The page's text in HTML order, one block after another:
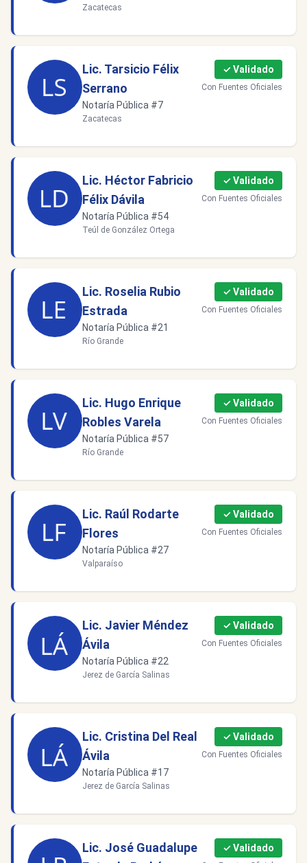
Zacatecas
Lic. Tarsicio Félix
Serrano
Notaría Pública #7
Zacatecas
✓ Validado
Con Fuentes Oficiales
Lic. Héctor Fabricio
Félix Dávila
Notaría Pública #54
Teúl de González Ortega
✓ Validado
Con Fuentes Oficiales
Lic. Roselia Rubio
Estrada
Notaría Pública #21
Río Grande
✓ Validado
Con Fuentes Oficiales
Lic. Hugo Enrique
Robles Varela
Notaría Pública #57
Río Grande
✓ Validado
Con Fuentes Oficiales
Lic. Raúl Rodarte
Flores
Notaría Pública #27
Valparaíso
✓ Validado
Con Fuentes Oficiales
Lic. Javier Méndez
Ávila
Notaría Pública #22
Jerez de García Salinas
✓ Validado
Con Fuentes Oficiales
Lic. Cristina Del Real
Ávila
Notaría Pública #17
Jerez de García Salinas
✓ Validado
Con Fuentes Oficiales
Lic. José Guadalupe
✓ Validado